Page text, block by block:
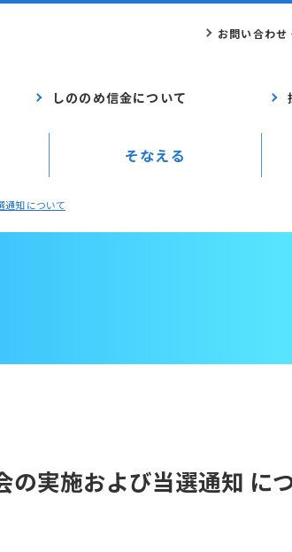
お問い合わせ
そなえる
しののめ信金について
通知 について
の実施および当選通知 に